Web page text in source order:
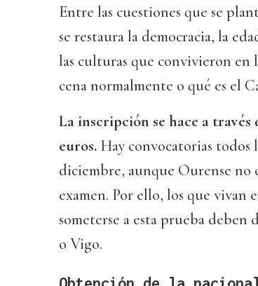
Entre las cuestiones que se
se restaura la democracia, la
las culturas que convivieron en
cena normalmente o qué es el
La inscripción se hace a
euros. Hay convocatorias todos
diciembre, aunque Ourense
examen. Por ello, los que vivan
someterse a esta prueba deben
o Vigo.